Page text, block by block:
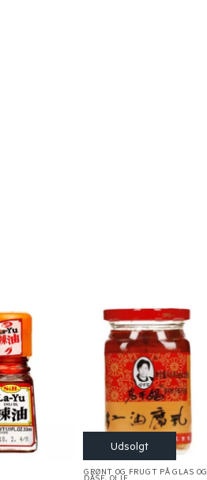
GRØNT OG FRUGT PÅ GLAS OG